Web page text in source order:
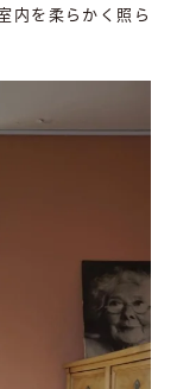
内を柔らかく照ら